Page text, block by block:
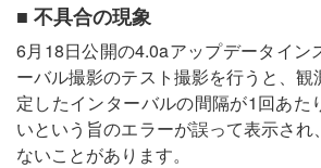
■ 不具合の現象
6月18日公開の4.0aアップデータイン
ーバル撮影のテスト撮影を行うと、
定したインターバルの間隔が1回あた
いという旨のエラーが誤って表示さ
ないことがあります。